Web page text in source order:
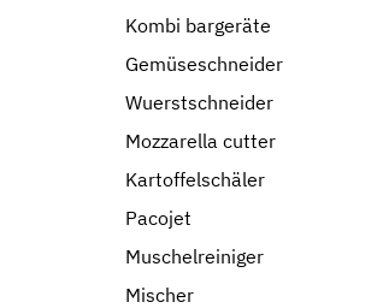
Kombi bargeräte
Gemüseschneider
Wuerstschneider
Mozzarella cutter
Kartoffelschäler
Pacojet
Muschelreiniger
Mischer